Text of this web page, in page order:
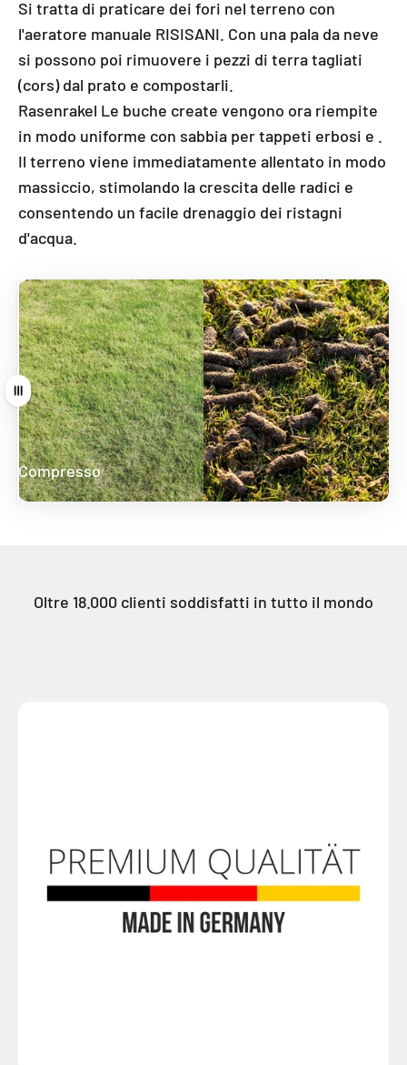
Si tratta di praticare dei fori nel terreno con
l'aeratore manuale RISISANI. Con una pala da neve
si possono poi rimuovere i pezzi di terra tagliati
(cors) dal prato e compostarli.
Rasenrakel Le buche create vengono ora riempite
in modo uniforme con sabbia per tappeti erbosi e .
Il terreno viene immediatamente allentato in modo
massiccio, stimolando la crescita delle radici e
consentendo un facile drenaggio dei ristagni
d'acqua.
Compresso
Aerato
Tirare
Oltre 18.000 clienti soddisfatti in tutto il mondo